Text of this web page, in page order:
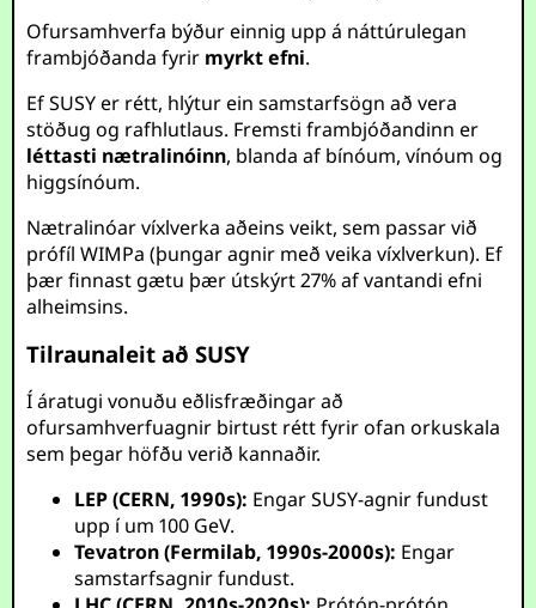
Ofursamhverfa býður einnig upp á náttúrulegan
frambjóðanda fyrir myrkt efni.
Ef SUSY er rétt, hlýtur ein samstarfsögn að vera
stöðug og rafhlutlaus. Fremsti frambjóðandinn er
léttasti nætralinóinn, blanda af bínóum, vínóum og
higgsínóum.
Nætralinóar víxlverka aðeins veikt, sem passar við
prófíl WIMPa (þungar agnir með veika víxlverkun). Ef
þær finnast gætu þær útskýrt 27% af vantandi efni
alheimsins.
Tilraunaleit að SUSY
Í áratugi vonuðu eðlisfræðingar að
ofursamhverfuagnir birtust rétt fyrir ofan orkuskala
sem þegar höfðu verið kannaðir.
LEP (CERN, 1990s): Engar SUSY-agnir fundust
upp í um 100 GeV.
Tevatron (Fermilab, 1990s-2000s): Engar
samstarfsagnir fundust.